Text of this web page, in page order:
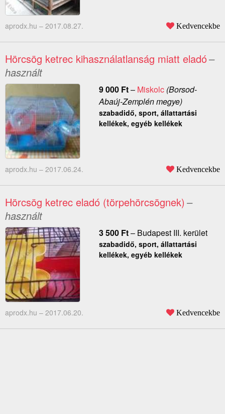
aprodx.hu – 2017.08.27. Kedvencekbe
Hörcsög ketrec kihasználatlanság miatt eladó–
használt
9 000 Ft– Miskolc(Borsod-
Abaúj-Zemplén megye)
szabadidő, sport, állattartási
kellékek, egyéb kellékek
aprodx.hu – 2017.06.24. Kedvencekbe
Hörcsög ketrec eladó (törpehörcsögnek) –
használt
3 500 Ft– Budapest III. kerület
szabadidő, sport, állattartási
kellékek, egyéb kellékek
aprodx.hu – 2017.06.20. Kedvencekbe